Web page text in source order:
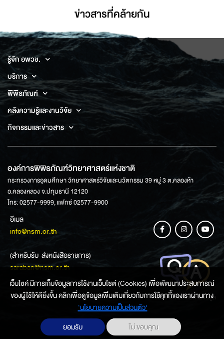
ข่าวสารที่่คล้ายกัน
รู้จัก อพวช.
บริการ
พิพิธภัณฑ์
คลังความรู้และงานวิจัย
กิจกรรมและข่าวสาร
องค์การพิพิธภัณฑ์วิทยาศาสตร์แห่งชาติ
กระทรวงการอุดมศึกษา วิทยาศาสตร์วิจัยและนวัตกรรม 39 หมู่ 3 ต.คลองห้า
อ.คลองหลวง จ.ปทุมธานี 12120
โทร: 02577-9999, แฟกซ์ 02577-9900
อีเมล
info@nsm.or.th
(สำหรับรับ-ส่งหนังสือราชการ)
saraban@nsm.or.th
ช่องทางการสอบถามข้อมูล
เว็บไซค์ มีการเก็บข้อมูลการใช้งานเว็บไซต์ (Cookies) เพื่อพัฒนาประสบการณ์
ของผู้ใช้ให้ดียิ่งขึ้น คลิกเพื่อดูข้อมูลเพิ่มเติมเกี่ยวกับการใช้คุกกี้ของเราผ่านทาง
‘นโยบายความเป็นส่วนตัว'
ยอมรับ
ไม่ ขอบคุณ